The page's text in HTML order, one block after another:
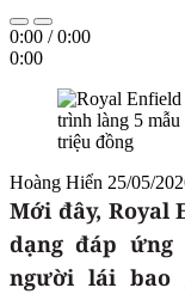
0:00 /0:00
0:00
Hoàng Hiển 25/05/
Mới đây, Royal
dạng đáp
người lái bao